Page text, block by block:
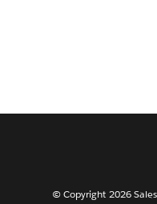
© Copyright 2026